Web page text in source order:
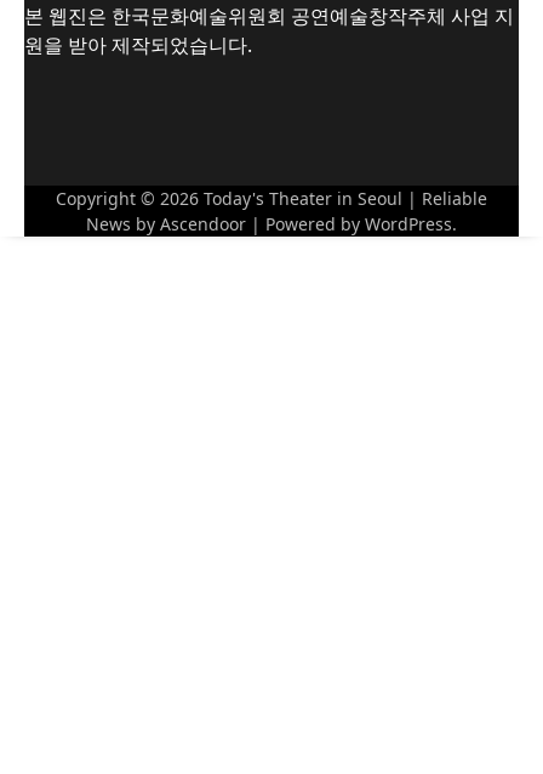
본 웹진은 한국문화예술위원회 공연예술창작주체 사업 지
원을 받아 제작되었습니다.
Copyright © 2026 Today's Theater in Seoul | Reliable
News by Ascendoor | Powered by WordPress.